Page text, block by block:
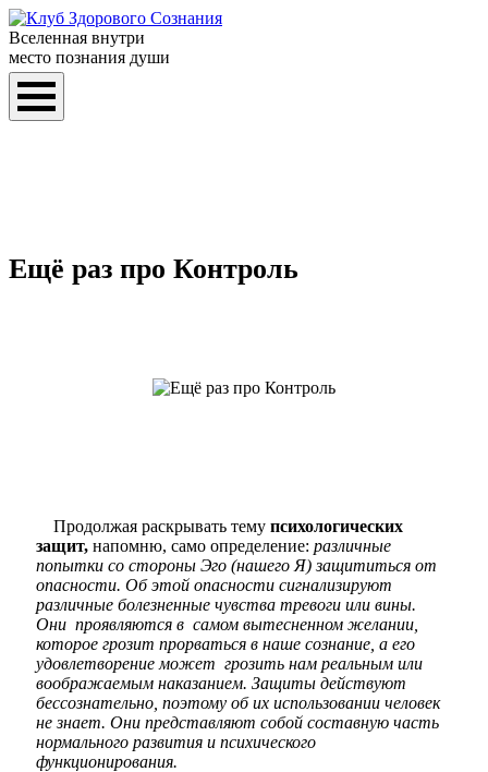
Вселенная внутри
место познания души
Ещё раз про Контроль
Продолжая раскрывать тему психологических
защит, напомню, само определение: различные
попытки со стороны Эго (нашего Я) защититься от
опасности. Об этой опасности сигнализируют
различные болезненные чувства тревоги или вины.
Они проявляются в самом вытесненном желании,
которое грозит прорваться в наше сознание, а его
удовлетворение может грозить нам реальным или
воображаемым наказанием. Защиты действуют
бессознательно, поэтому об их использовании человек
не знает. Они представляют собой составную часть
нормального развития и психического
функционирования.